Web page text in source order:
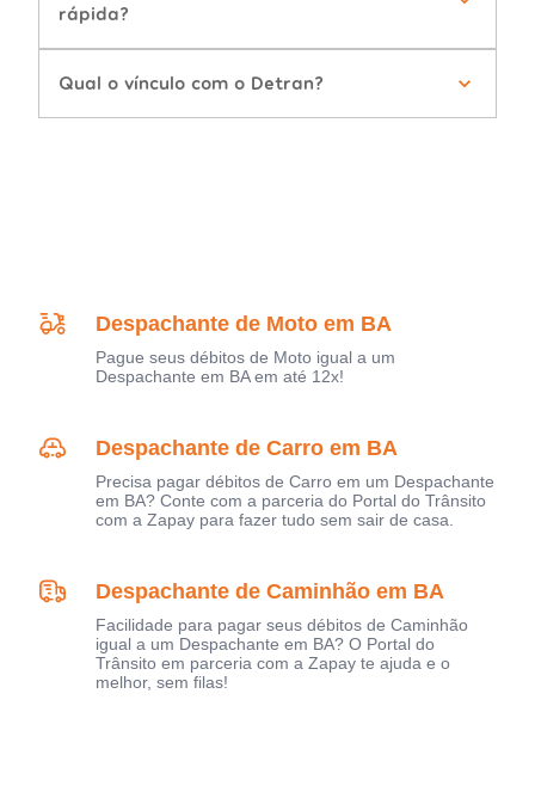
rápida?
Qual o vínculo com o Detran?
Despachante de Moto em BA
Pague seus débitos de Moto igual a um
Despachante em BA em até 12x!
Despachante de Carro em BA
Precisa pagar débitos de Carro em um Despachante
em BA? Conte com a parceria do Portal do Trânsito
com a Zapay para fazer tudo sem sair de casa.
Despachante de Caminhão em BA
Facilidade para pagar seus débitos de Caminhão
igual a um Despachante em BA? O Portal do
Trânsito em parceria com a Zapay te ajuda e o
melhor, sem filas!